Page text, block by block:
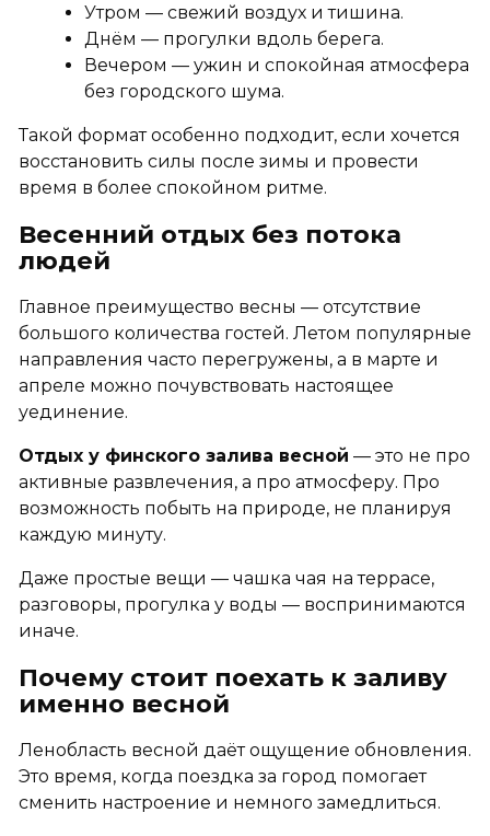
Утром — свежий воздух и тишина.
Днём — прогулки вдоль берега.
Вечером — ужин и спокойная атмосфера
без городского шума.
Такой формат особенно подходит, если хочется
восстановить силы после зимы и провести
время в более спокойном ритме.
Весенний отдых без потока
людей
Главное преимущество весны — отсутствие
большого количества гостей. Летом популярные
направления часто перегружены, а в марте и
апреле можно почувствовать настоящее
уединение.
Отдых у финского залива весной — это не про
активные развлечения, а про атмосферу. Про
возможность побыть на природе, не планируя
каждую минуту.
Даже простые вещи — чашка чая на террасе,
разговоры, прогулка у воды — воспринимаются
иначе.
Почему стоит поехать к заливу
именно весной
Ленобласть весной даёт ощущение обновления.
Это время, когда поездка за город помогает
сменить настроение и немного замедлиться.